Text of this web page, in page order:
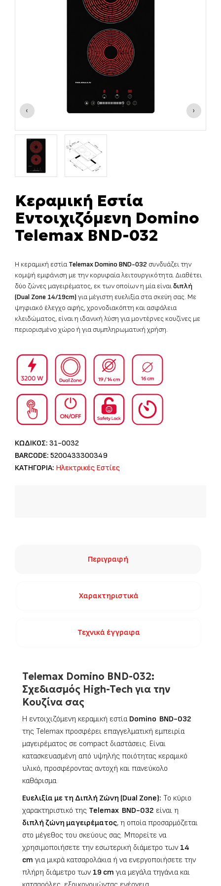
‹ ›
Κεραμική Εστία
Εντοιχιζόμενη Domino
Telemax BND-032
Η κεραμική εστία Telemax Domino BND-032 συνδυάζει την
κομψή εμφάνιση με την κορυφαία λειτουργικότητα. Διαθέτει
δύο ζώνες μαγειρέματος, εκ των οποίων η μία είναιδιπλή
(Dual Zone 14/19cm)για μέγιστη ευελιξία στα σκεύη σας. Με
ψηφιακό έλεγχο αφής, χρονοδιακόπτη και ασφάλεια
κλειδώματος, είναι η ιδανική λύση για μοντέρνες κουζίνες με
περιορισμένο χώρο ή για συμπληρωματική χρήση.
ΚΩΔΙΚΟΣ: 31-0032
BARCODE: 5200433300349
ΚΑΤΗΓΟΡΙΑ: Ηλεκτρικές Εστίες
Περιγραφή
Χαρακτηριστικά
Τεχνικά έγγραφα
Telemax Domino BND-032:
Σχεδιασμός High-Tech για την
Κουζίνα σας
Η εντοιχιζόμενη κεραμική εστία Domino BND-032
της Telemax προσφέρει επαγγελματική εμπειρία
μαγειρέματος σε compact διαστάσεις. Είναι
κατασκευασμένη από υψηλής ποιότητας κεραμικό
υλικό, προσφέροντας αντοχή και πανεύκολο
καθάρισμα.
Ευελιξία με τη Διπλή Ζώνη (Dual Zone): Το κύριο
χαρακτηριστικό της Telemax BND-032 είναι η
διπλή ζώνη μαγειρέματος, η οποία προσαρμόζεται
στο μέγεθος του σκεύους σας. Μπορείτε να
χρησιμοποιήσετε την εσωτερική διάμετρο των 14
cm για μικρά κατσαρολάκια ή να ενεργοποιήσετε την
πλήρη διάμετρο των 19 cm για μεγάλα τηγάνια και